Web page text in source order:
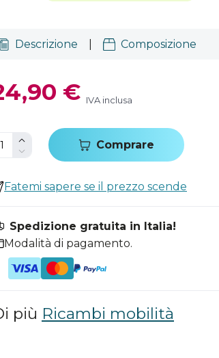
Descrizione Composizione
€ IVA inclusa
Comprare
Fatemi sapere se il prezzo scende
Spedizione gratuita in Italia!
Modalità di pagamento.
più Ricambi mobilità